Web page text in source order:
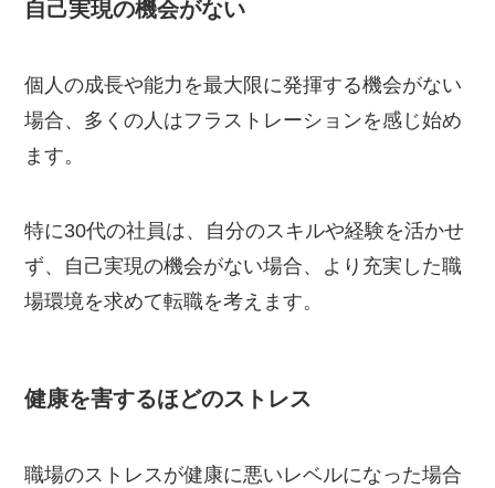
自己実現の機会がない
個人の成長や能力を最大限に発揮する機会がない
場合、多くの人はフラストレーションを感じ始め
ます。
特に30代の社員は、自分のスキルや経験を活かせ
ず、自己実現の機会がない場合、より充実した職
場環境を求めて転職を考えます。
健康を害するほどのストレス
職場のストレスが健康に悪いレベルになった場合